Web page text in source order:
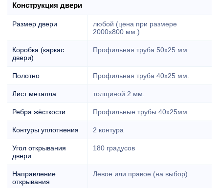
Конструкция двери
Размер двери
любой (цена при размере
2000x800 мм.)
Коробка (каркас
двери)
Профильная труба 50х25 мм.
Полотно Профильная труба 40х25 мм.
Лист металла толщиной 2 мм.
Ребра жёсткости Профильные трубы 40х25мм
Контуры уплотнения 2 контура
Угол открывания
двери
180 градусов
Направление
открывания
Левое или правое (на выбор)